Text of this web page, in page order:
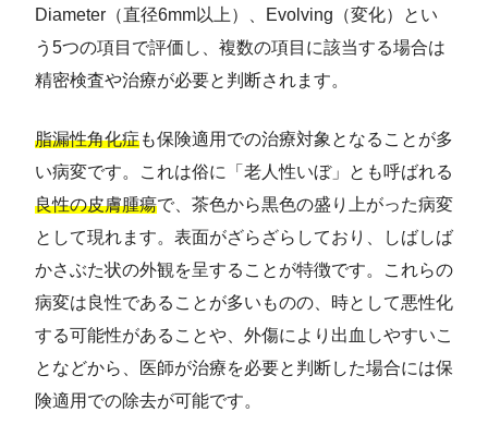
Diameter（直径6mm以上）、Evolving（変化）とい
う5つの項目で評価し、複数の項目に該当する場合は
精密検査や治療が必要と判断されます。
脂漏性角化症も保険適用での治療対象となることが多
い病変です。これは俗に「老人性いぼ」とも呼ばれる
良性の皮膚腫瘍で、茶色から黒色の盛り上がった病変
として現れます。表面がざらざらしており、しばしば
かさぶた状の外観を呈することが特徴です。これらの
病変は良性であることが多いものの、時として悪性化
する可能性があることや、外傷により出血しやすいこ
となどから、医師が治療を必要と判断した場合には保
険適用での除去が可能です。